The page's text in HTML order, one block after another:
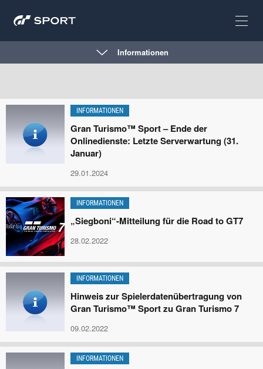
Informationen
INFORMATIONEN
Gran Turismo™ Sport – Ende der
Onlinedienste: Letzte Serverwartung (31.
Januar)
29.01.2024
INFORMATIONEN
„Siegboni“-Mitteilung für die Road to GT7
28.02.2022
INFORMATIONEN
Hinweis zur Spielerdatenübertragung von
Gran Turismo™ Sport zu Gran Turismo 7
09.02.2022
INFORMATIONEN